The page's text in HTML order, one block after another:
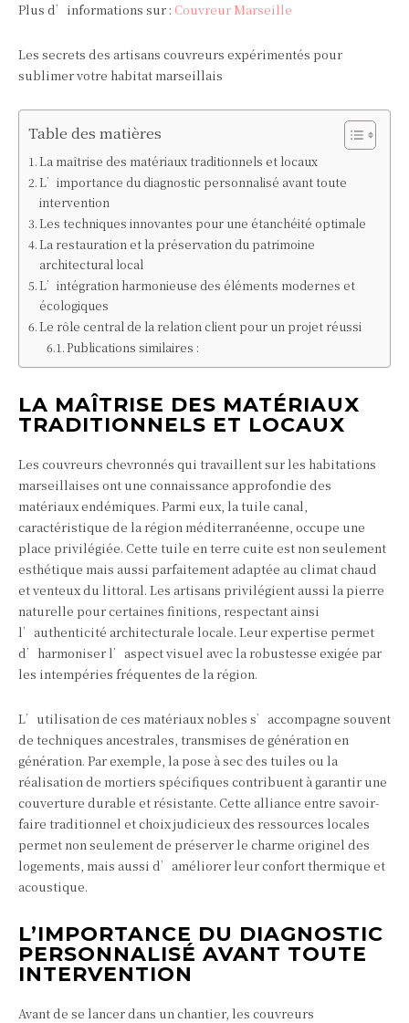
Plus d’informations sur : Couvreur Marseille
Les secrets des artisans couvreurs expérimentés pour
sublimer votre habitat marseillais
Table des matières
La maîtrise des matériaux traditionnels et locaux
L’importance du diagnostic personnalisé avant toute
intervention
Les techniques innovantes pour une étanchéité optimale
La restauration et la préservation du patrimoine
architectural local
L’intégration harmonieuse des éléments modernes et
écologiques
Le rôle central de la relation client pour un projet réussi
Publications similaires :
LA MAÎTRISE DES MATÉRIAUX
TRADITIONNELS ET LOCAUX
Les couvreurs chevronnés qui travaillent sur les habitations
marseillaises ont une connaissance approfondie des
matériaux endémiques. Parmi eux, la tuile canal,
caractéristique de la région méditerranéenne, occupe une
place privilégiée. Cette tuile en terre cuite est non seulement
esthétique mais aussi parfaitement adaptée au climat chaud
et venteux du littoral. Les artisans privilégient aussi la pierre
naturelle pour certaines finitions, respectant ainsi
l’authenticité architecturale locale. Leur expertise permet
d’harmoniser l’aspect visuel avec la robustesse exigée par
les intempéries fréquentes de la région.
L’utilisation de ces matériaux nobles s’accompagne souvent
de techniques ancestrales, transmises de génération en
génération. Par exemple, la pose à sec des tuiles ou la
réalisation de mortiers spécifiques contribuent à garantir une
couverture durable et résistante. Cette alliance entre savoir-
faire traditionnel et choix judicieux des ressources locales
permet non seulement de préserver le charme originel des
logements, mais aussi d’améliorer leur confort thermique et
acoustique.
L’IMPORTANCE DU DIAGNOSTIC
PERSONNALISÉ AVANT TOUTE
INTERVENTION
Avant de se lancer dans un chantier, les couvreurs